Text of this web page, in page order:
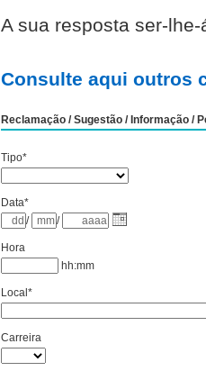
A sua resposta ser-
Consulte aqui outros
Reclamação / Sugestão / Informação /
Tipo*
Data*
/
/
Hora
hh:mm
Local*
Carreira